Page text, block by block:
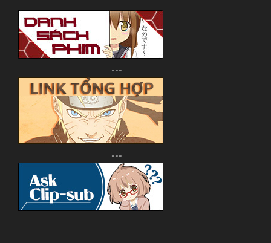
Comedy, Harem, Manga, Romance, Shounen
~Thành viên thực hiện~
JJ-Channel
Giới thiệu nội dung:
Harry Potter và… à nhầm, đại ca xã hội đen và cuộc
tình giả tạo.
---
---